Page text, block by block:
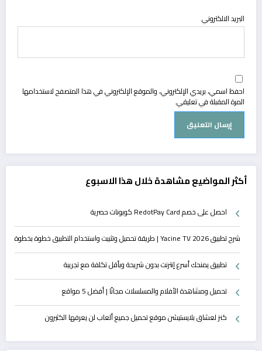
البريد الالكتروني
احفظ اسمي، بريدي الإلكتروني، والموقع الإلكتروني في هذا المتصفح لاستخدامها
المرة المقبلة في تعليقي.
أكثر المواضيع مشاهدة خلال هذا الاسبوع
احصل على خصم RedotPay Card كوبونات حصرية
شرح تطبيق Yacine TV 2026 | طريقة تحميل وتثبيت واستخدام التطبيق خطوة بخطوة
تطبيق يمنحك أسرع إنترنت بدون شريحة وبأقل تكلفة مع تجريبة
تحميل ومشاهدة الأفلام والمسلسلات مجانًا | أفضل 5 مواقع
كنز لعشاق بلايستيشن موقع تحميل جميع ألعاب لن يعرفها الكثيرون